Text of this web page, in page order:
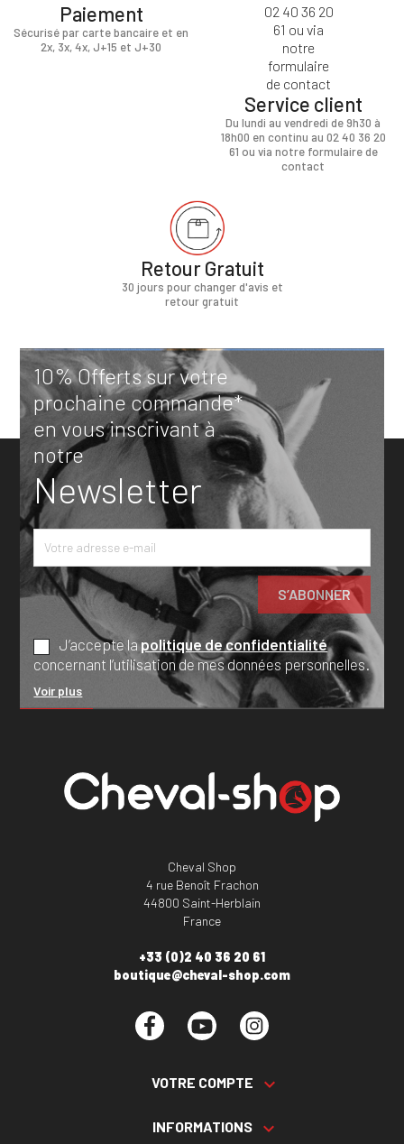
Paiement
Sécurisé par carte bancaire et en
2x, 3x, 4x, J+15 et J+30
Service client
Du lundi au vendredi de 9h30 à
18h00 en continu au 02 40 36 20
61 ou via notre formulaire de
contact
Retour Gratuit
30 jours pour changer d'avis et
retour gratuit
10% Offerts sur votre
prochaine commande*
en vous inscrivant à
notre
Newsletter
J’accepte lapolitique de confidentialité
concernant l’utilisation de mes données personnelles.
Voir plus
Cheval Shop
4 rue Benoît Frachon
44800 Saint-Herblain
France
+33 (0)2 40 36 20 61
boutique@cheval-shop.com
Facebook YouTube
VOTRE COMPTE 
INFORMATIONS 